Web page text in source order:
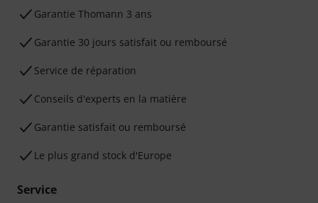
Ga­ran­tie Thomann 3 ans
Garantie 30 jours satisfait ou remboursé
Service de réparation
Conseils d'experts en la matière
Garantie satisfait ou remboursé
Le plus grand stock d'Europe
Service